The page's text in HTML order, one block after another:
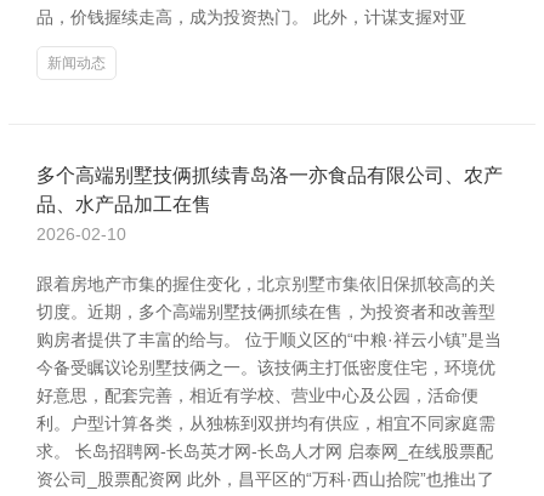
品，价钱握续走高，成为投资热门。 此外，计谋支握对亚
新闻动态
多个高端别墅技俩抓续青岛洛一亦食品有限公司、农产
品、水产品加工在售
2026-02-10
跟着房地产市集的握住变化，北京别墅市集依旧保抓较高的关
切度。近期，多个高端别墅技俩抓续在售，为投资者和改善型
购房者提供了丰富的给与。 位于顺义区的“中粮·祥云小镇”是当
今备受瞩议论别墅技俩之一。该技俩主打低密度住宅，环境优
好意思，配套完善，相近有学校、营业中心及公园，活命便
利。户型计算各类，从独栋到双拼均有供应，相宜不同家庭需
求。 长岛招聘网-长岛英才网-长岛人才网 启泰网_在线股票配
资公司_股票配资网 此外，昌平区的“万科·西山拾院”也推出了